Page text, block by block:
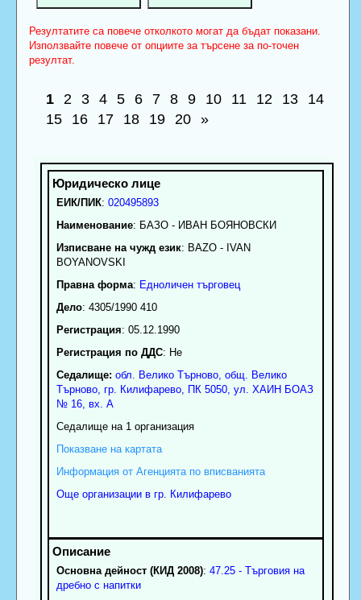
Резултатите са повече отколкото могат да бъдат показани.
Използвайте повече от опциите за търсене за по-точен
резултат.
1 2 3 4 5 6 7 8 9 10 11 12 13
14
15
16 17 18 19 20 »
ЕИК/ПИК: 020495893
Наименование: БАЗО - ИВАН БОЯНОВСКИ
Изписване на чужд език: BAZO - IVAN
BOYANOVSKI
Правна форма: Едноличен търговец
Дело: 4305/1990 410
Регистрация: 05.12.1990
Регистрация по ДДС: Нe
Седалище: обл. Велико Търново, общ. Велико
Търново, гр. Килифарево, ПК 5050, ул. ХАИН БОАЗ
№ 16, вх. А
Седалище на 1 организация
Показване на картата
Информация от Агенцията по вписванията
Още организации в гр. Килифарево
Основна дейност (КИД 2008): 47.25 - Търговия на
дребно с напитки